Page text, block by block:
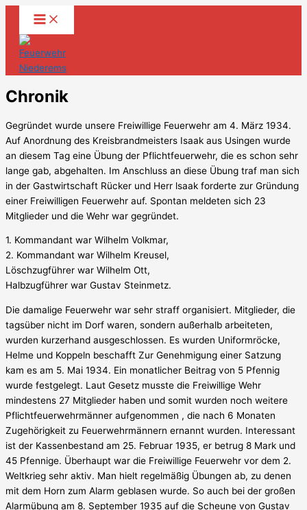
springen
Chronik
Gegründet wurde unsere Freiwillige Feuerwehr am 4. März 1934.
Auf Anordnung des Kreisbrandmeisters Isaak aus Usingen wurde
an diesem Tag eine Übung der Pflichtfeuerwehr, die es schon sehr
lange gab, abgehalten. Im Anschluss an diese Übung traf man sich
in der Gastwirtschaft Rücker und Herr lsaak forderte zur Gründung
einer Freiwilligen Feuerwehr auf. Spontan meldeten sich 23
Mitglieder und die Wehr war gegründet.
1. Kommandant war Wilhelm Volkmar,
2. Kommandant war Wilhelm Kreusel,
Löschzugführer war Wilhelm Ott,
Halbzugführer war Gustav Steinmetz.
Die damalige Feuerwehr war sehr straff organisiert. Mitglieder, die
tagsüber nicht im Dorf waren, sondern außerhalb arbeiteten,
wurden kurzerhand ausgeschlossen. Es wurden Uniformröcke,
Helme und Koppeln beschafft Zur Genehmigung einer Satzung
kam es am 5. Mai 1934. Ein monatlicher Beitrag von 5 Pfennig
wurde festgelegt. Laut Gesetz musste die Freiwillige Wehr
mindestens 27 Mitglieder haben und somit wurden noch weitere
Pflichtfeuerwehrmänner aufgenommen , die nach 6 Monaten
Zugehörigkeit zu Feuerwehrmännern ernannt wurden. Interessant
ist der Kassenbestand am 25. Februar 1935, er betrug 8 Mark und
45 Pfennige. Überhaupt war die Freiwillige Feuerwehr vor dem 2.
Weltkrieg sehr aktiv. Man hielt regelmäßig Übungen ab, zu denen
mit dem Horn zum Alarm geblasen wurde. So auch bei der großen
Alarmübung am 8. September 1935 auf die Scheune von Gustav